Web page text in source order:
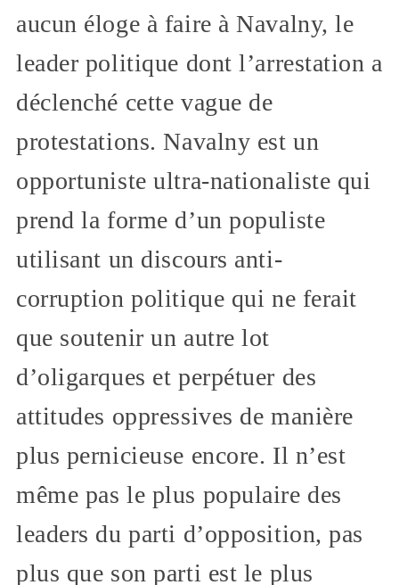
aucun éloge à faire à Navalny, le
leader politique dont l’arrestation a
déclenché cette vague de
protestations. Navalny est un
opportuniste ultra-nationaliste qui
prend la forme d’un populiste
utilisant un discours anti-
corruption politique qui ne ferait
que soutenir un autre lot
d’oligarques et perpétuer des
attitudes oppressives de manière
plus pernicieuse encore. Il n’est
même pas le plus populaire des
leaders du parti d’opposition, pas
plus que son parti est le plus